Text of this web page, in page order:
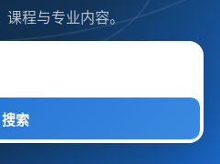
程与专业内容。
搜索